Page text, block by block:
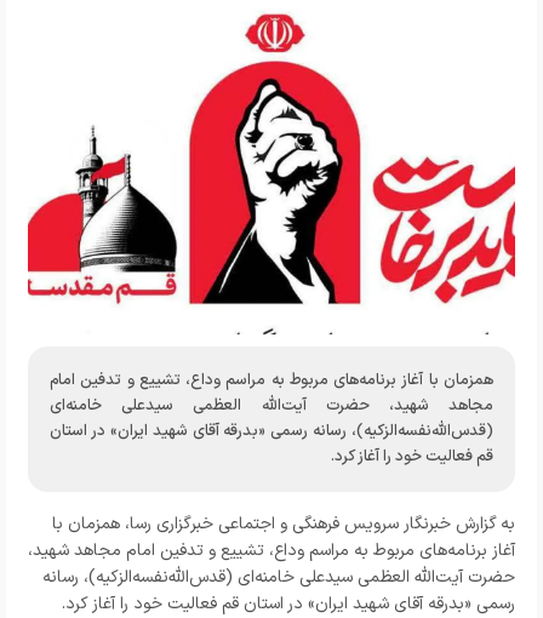
همزمان با آغاز برنامه‌های مربوط به مراسم وداع، تشییع و تدفین امام
مجاهد شهید، حضرت آیت‌الله العظمی سیدعلی خامنه‌ای
(قدس‌الله‌نفسه‌الزکیه)، رسانه رسمی «بدرقه آقای شهید ایران» در استان
قم فعالیت خود را آغاز کرد.
به گزارش خبرنگار سرویس فرهنگی و اجتماعی خبرگزاری رسا، همزمان با
آغاز برنامه‌های مربوط به مراسم وداع، تشییع و تدفین امام مجاهد شهید،
حضرت آیت‌الله العظمی سیدعلی خامنه‌ای (قدس‌الله‌نفسه‌الزکیه)، رسانه
رسمی «بدرقه آقای شهید ایران» در استان قم فعالیت خود را آغاز کرد.